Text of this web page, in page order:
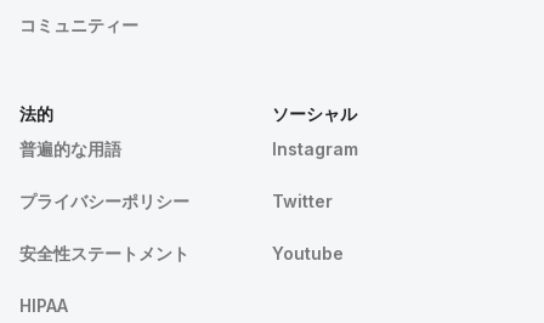
コミュニティー
法的
普遍的な用語
プライバシーポリシー
安全性ステートメント
HIPAA
ソーシャル
Instagram
Twitter
Youtube